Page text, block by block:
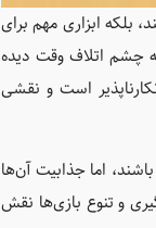
بلکه ابزاری مهم برای
چشم اتلاف وقت دیده
است و نقشی
اما جذابیت آن‌ها
و تنوع بازی‌ها نقش